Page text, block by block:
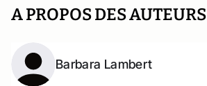
A PROPOS DES AUTEURS
Barbara Lambert